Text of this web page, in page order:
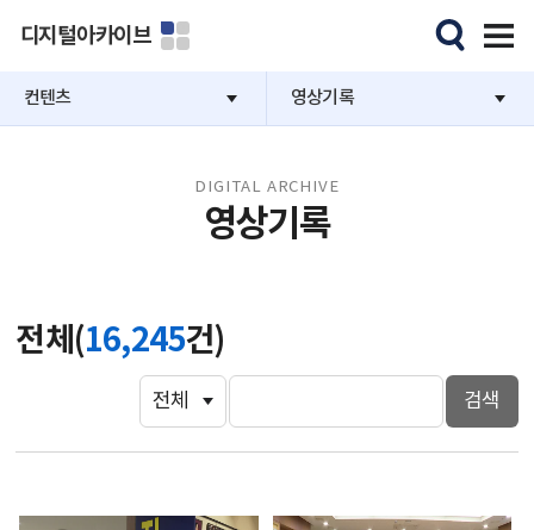
디지털아카이브
컨텐츠 영상기록
DIGITAL ARCHIVE
영상기록
전체(16,245건)
검색